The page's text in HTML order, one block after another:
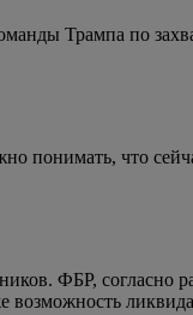
Трампа по
понимать, что
ФБР, согласно